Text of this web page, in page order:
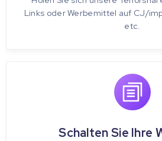
Links oder Werbemittel auf CJ/
etc.
Schalten Sie Ihre